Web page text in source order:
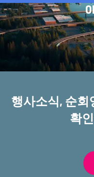
행사소식, 순회
확